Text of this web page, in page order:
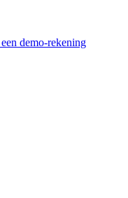
demo-rekening